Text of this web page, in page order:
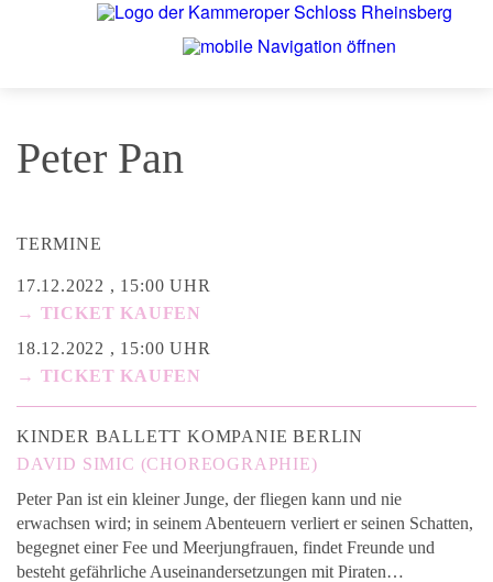
Peter Pan
TERMINE
17.12.2022 , 15:00 UHR
→ TICKET KAUFEN
18.12.2022 , 15:00 UHR
→ TICKET KAUFEN
KINDER BALLETT KOMPANIE BERLIN
DAVID SIMIC (CHOREOGRAPHIE)
Peter Pan ist ein kleiner Junge, der fliegen kann und nie
erwachsen wird; in seinem Abenteuern verliert er seinen Schatten,
begegnet einer Fee und Meerjungfrauen, findet Freunde und
besteht gefährliche Auseinandersetzungen mit Piraten…